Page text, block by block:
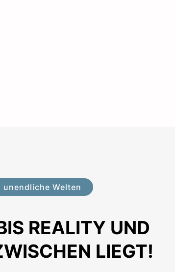
unendliche Welten
REALITY UND
LIEGT!